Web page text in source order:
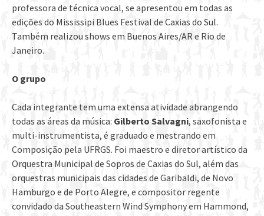
professora de técnica vocal, se apresentou em todas as
edições do Mississipi Blues Festival de Caxias do Sul.
Também realizou shows em Buenos Aires/AR e Rio de
Janeiro.
O grupo
Cada integrante tem uma extensa atividade abrangendo
todas as áreas da música: Gilberto Salvagni, saxofonista e
multi-instrumentista, é graduado e mestrando em
Composição pela UFRGS. Foi maestro e diretor artístico da
Orquestra Municipal de Sopros de Caxias do Sul, além das
orquestras municipais das cidades de Garibaldi, de Novo
Hamburgo e de Porto Alegre, e compositor regente
convidado da Southeastern Wind Symphony em Hammond,